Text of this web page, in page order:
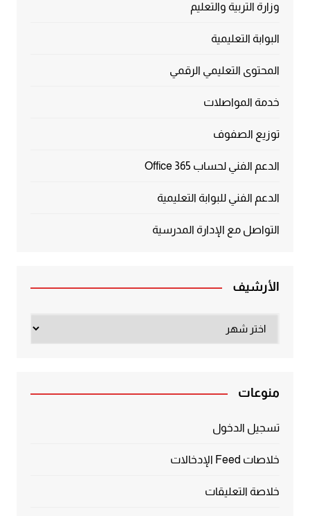
وزارة التربية والتعليم
البوابة التعليمية
المحتوى التعليمي الرقمي
خدمة المواصلات
توزيع الصفوف
الدعم الفني لحساب Office 365
الدعم الفني للبوابة التعليمية
التواصل مع الإدارة المدرسية
الأرشيف
منوعات
تسجيل الدخول
خلاصات Feed الإدخالات
خلاصة التعليقات